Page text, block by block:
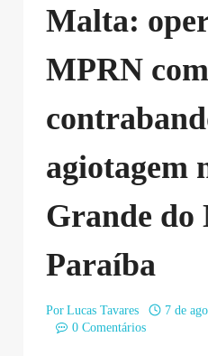
Malta:
MPRN
agiotagem
Grande do
Paraíba
Por Lucas Tavares
7 de
0 Comentários